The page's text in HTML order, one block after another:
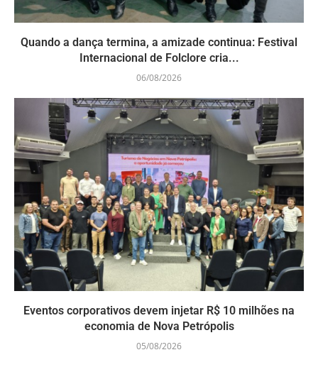
Quando a dança termina, a amizade continua: Festival
Internacional de Folclore cria...
06/08/2026
Eventos corporativos devem injetar R$ 10 milhões na
economia de Nova Petrópolis
05/08/2026